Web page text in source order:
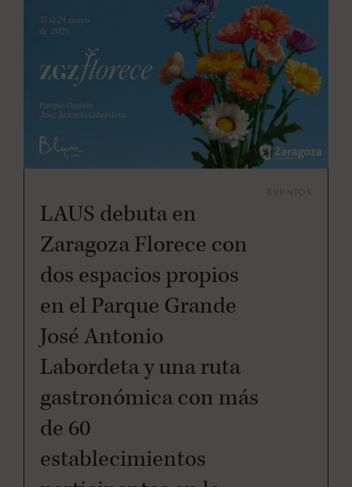
EVENTOS
LAUS debuta en
Zaragoza Florece con
dos espacios propios
en el Parque Grande
José Antonio
Labordeta y una ruta
gastronómica con más
de 60
establecimientos